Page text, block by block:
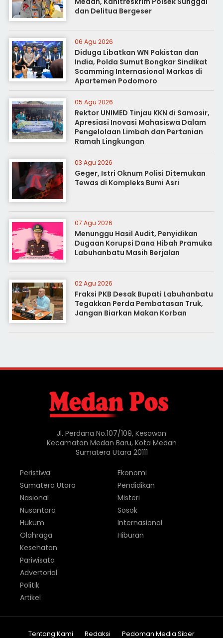
dan Delitua Bergeser
06 Agu 2026
Diduga Libatkan WN Pakistan dan
India, Polda Sumut Bongkar Sindikat
Scamming Internasional Markas di
Apartemen Podomoro
05 Agu 2026
Rektor UNIMED Tinjau KKN di Samosir,
Apresiasi Inovasi Mahasiswa Dalam
Pengelolaan Limbah dan Pertanian
Ramah Lingkungan
03 Agu 2026
Geger, Istri Oknum Polisi Ditemukan
Tewas di Kompleks Bumi Asri
07 Agu 2026
Menunggu Hasil Audit, Penyidikan
Dugaan Korupsi Dana Hibah Pramuka
Labuhanbatu Masih Berjalan
02 Agu 2026
Fraksi PKB Desak Bupati Labuhanbatu
Tegakkan Perda Pembatasan Truk,
Jangan Biarkan Makan Korban
Jl. Perdana No.107/109, Kesawan
Kecamatan Medan Baru, Kota Medan
Sumatera Utara 20111
Peristiwa
Sumatera Utara
Nasional
Nusantara
Hukum
Olahraga
Ekonomi
Pendidikan
Misteri
Sosok
Internasional
Hiburan
Kesehatan
Pariwisata
Advertorial
Politik
Artikel
Tentang Kami Redaksi Pedoman Media Siber